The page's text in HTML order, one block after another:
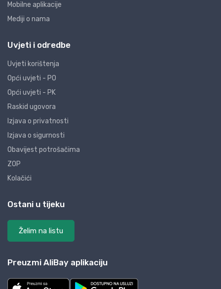
Mobilne aplikacije
Mediji o nama
Uvjeti i odredbe
Uvjeti korištenja
Opći uvjeti - PO
Opći uvjeti - PK
Raskid ugovora
Izjava o privatnosti
Izjava o sigurnosti
Obavijest potrošačima
ZOP
Kolačići
Ostani u tijeku
Želim na listu
Preuzmi AliBay aplikaciju